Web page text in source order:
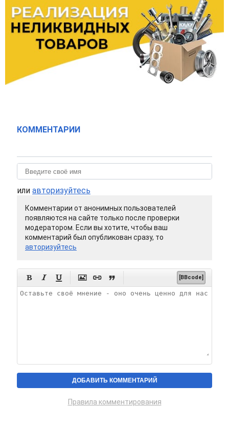
КОММЕНТАРИИ
или авторизуйтесь
Комментарии от анонимных пользователей
появляются на сайте только после проверки
модератором. Если вы хотите, чтобы ваш
комментарий был опубликован сразу, то
авторизуйтесь
      [BBcode]
Правила комментирования